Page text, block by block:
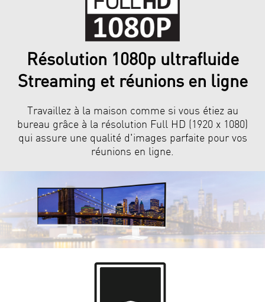
Résolution 1080p ultrafluide
Streaming et réunions en ligne
Travaillez à la maison comme si vous étiez au
bureau grâce à la résolution Full HD (1920 x 1080)
qui assure une qualité d'images parfaite pour vos
réunions en ligne.